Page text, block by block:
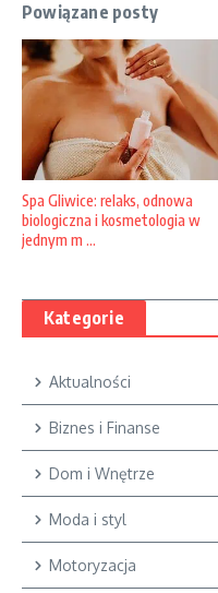
Powiązane posty
Spa Gliwice: relaks, odnowa
biologiczna i kosmetologia w
jednym m ...
Kategorie
Aktualności
Biznes i Finanse
Dom i Wnętrze
Moda i styl
Motoryzacja